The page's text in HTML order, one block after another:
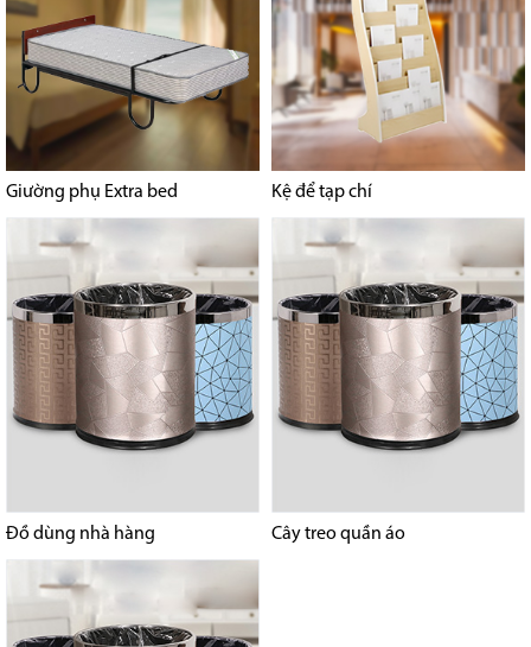
Giường phụ Extra bed Kệ để tạp chí
Đồ dùng nhà hàng Cây treo quần áo